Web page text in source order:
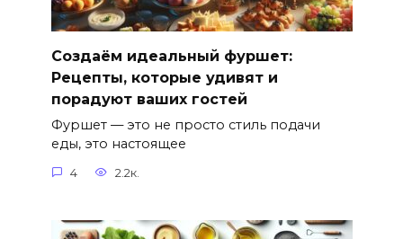
Создаём идеальный фуршет:
Рецепты, которые удивят и
порадуют ваших гостей
Фуршет — это не просто стиль подачи
еды, это настоящее
4 2.2к.